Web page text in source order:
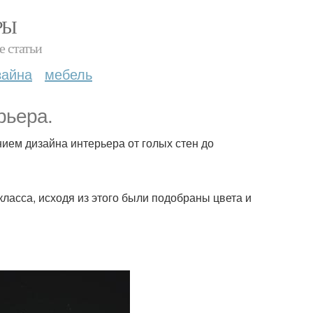
статьи
мебель
дизайна интерьера от голых стен до
исходя из этого были подобраны цвета и